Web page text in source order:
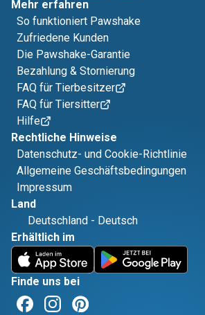
Mehr erfahren
So funktioniert Pawshake
Zufriedene Kunden
Die Pawshake-Garantie
Bezahlung & Stornierung
FAQ für Tierbesitzer
FAQ für Tiersitter
Hilfe
Rechtliche Hinweise
Datenschutz- und Cookie-Richtlinie
Allgemeine Geschäftsbedingungen
Impressum
Land
Deutschland - Deutsch
Erhältlich im
Finde uns bei